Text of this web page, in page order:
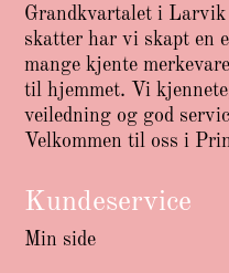
Grandkvartalet i Larvik
skatter har vi skapt en
mange kjente
til hjemmet. Vi
veiledning og god
Velkommen til oss i
Kundeservice
Min side